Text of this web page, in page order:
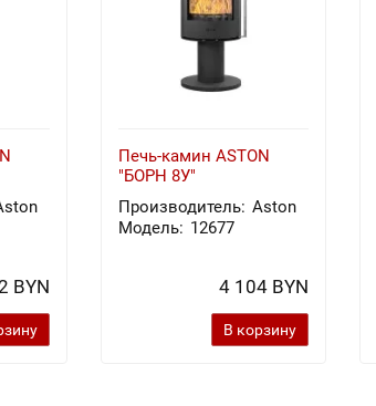
BYN
Печь-камин ASTON
"БОРН 8У"
Производитель: Aston
Модель: 12677
4 104 BYN
В корзину